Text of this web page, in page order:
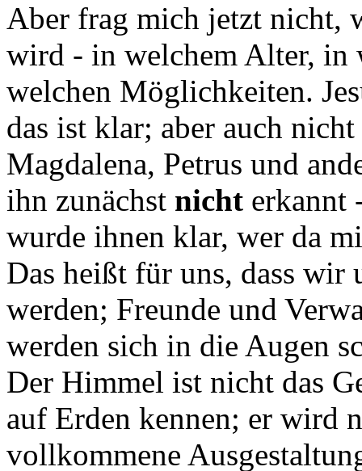
Aber frag mich jetzt nicht,
wird - in welchem Alter, in
welchen Möglichkeiten.
das ist klar; aber auch
Magdalena, Petrus und
ihn zunächst nicht erkannt
wurde ihnen klar, wer da
Das heißt für uns, dass wir
werden; Freunde und
werden sich in die Augen
Der Himmel ist nicht das
auf Erden kennen; er wird
vollkommene